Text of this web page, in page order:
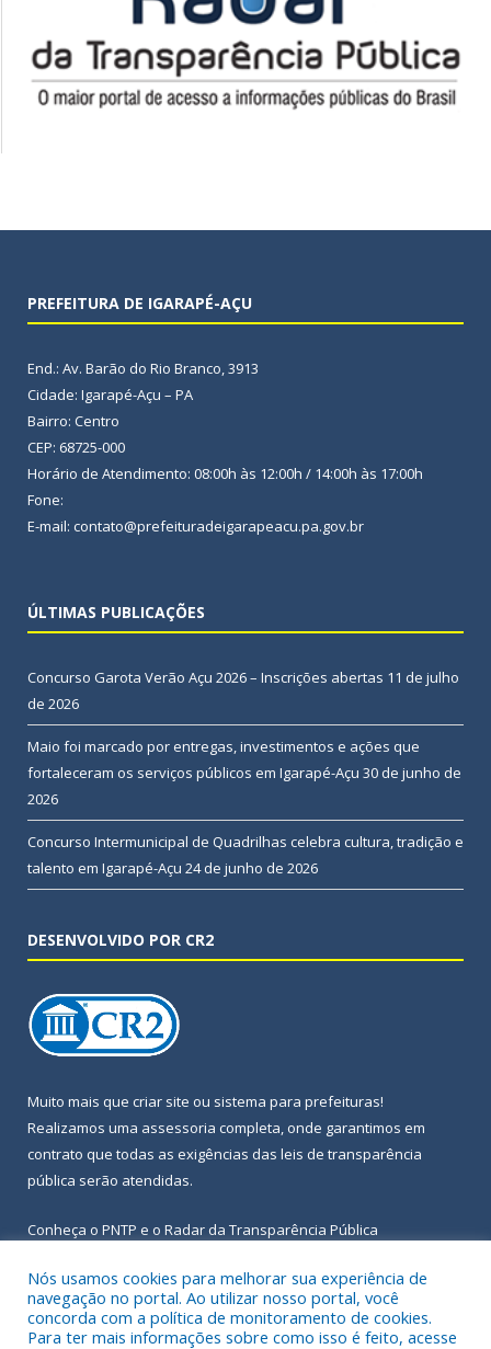
PREFEITURA DE IGARAPÉ-AÇU
End.: Av. Barão do Rio Branco, 3913
Cidade: Igarapé-Açu – PA
Bairro: Centro
CEP: 68725-000
Horário de Atendimento: 08:00h às 12:00h / 14:00h às 17:00h
Fone:
E-mail: contato@prefeituradeigarapeacu.pa.gov.br
ÚLTIMAS PUBLICAÇÕES
Concurso Garota Verão Açu 2026 – Inscrições abertas 11 de julho
de 2026
Maio foi marcado por entregas, investimentos e ações que
fortaleceram os serviços públicos em Igarapé-Açu 30 de junho de
2026
Concurso Intermunicipal de Quadrilhas celebra cultura, tradição e
talento em Igarapé-Açu 24 de junho de 2026
DESENVOLVIDO POR CR2
Muito mais que criar site ou sistema para prefeituras!
Realizamos uma assessoria completa, onde garantimos em
contrato que todas as exigências das leis de transparência
pública serão atendidas.
Conheça o PNTP e o Radar da Transparência Pública
Todos os direitos reservados a Prefeitura Municipal de Igarapé-
Nós usamos cookies para melhorar sua experiência de
navegação no portal. Ao utilizar nosso portal, você
concorda com a política de monitoramento de cookies.
Para ter mais informações sobre como isso é feito, acesse